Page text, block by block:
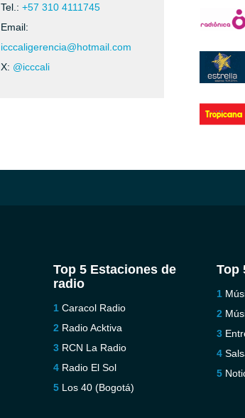
Tel.: +57 310 4111745
Email:
icccaligerencia@hotmail.com
X: @icccali
Top 5 Estaciones de
radio
Caracol Radio
Radio Acktiva
RCN La Radio
Radio El Sol
Los 40 (Bogotá)
Top